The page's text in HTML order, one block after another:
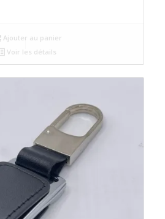
Ajouter au panier
Voir les détails